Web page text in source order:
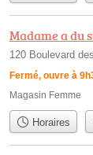
Madame a du
120 Boulevard
Fermé, ouvre à
Magasin Femme
Horaires